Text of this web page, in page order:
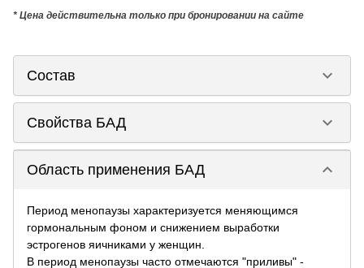
* Цена действительна только при бронировании на сайте
Состав keyboard_arrow_down
Свойства БАД keyboard_arrow_down
Область применения БАД keyboard_arrow_down
Период менопаузы характеризуется меняющимся
гормональным фоном и снижением выработки
эстрогенов яичниками у женщин.
В период менопаузы часто отмечаются "приливы" -